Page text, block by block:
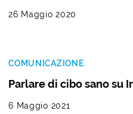
26 Maggio 2020
COMUNICAZIONE
Parlare di cibo sano su
6 Maggio 2021